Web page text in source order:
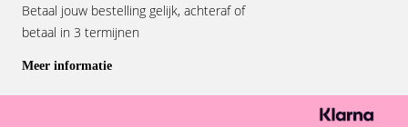
Betaal jouw bestelling gelijk, achteraf of
betaal in 3 termijnen
Meer informatie